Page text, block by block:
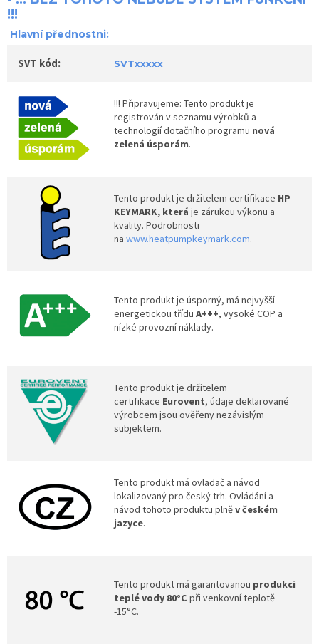
!!!
Hlavní přednostni:
SVT kód: SVTxxxxx
!!! Připravujeme: Tento produkt je
registrován v seznamu výrobků a
technologií dotačního programu nová
zelená úsporám.
Tento produkt je držitelem certifikace HP
KEYMARK, která je zárukou výkonu a
kvality. Podrobnosti
na www.heatpumpkeymark.com.
Tento produkt je úsporný, má nejvyšší
energetickou třídu A+++, vysoké COP a
nízké provozní náklady.
Tento produkt je držitelem
certifikace Eurovent, údaje deklarované
výrobcem jsou ověřeny nezávislým
subjektem.
Tento produkt má ovladač a návod
lokalizovaný pro český trh. Ovládání a
návod tohoto produktu plněv českém
jazyce.
Tento produkt má garantovanou produkci
teplé vody 80°C při venkovní teplotě
-15°C.